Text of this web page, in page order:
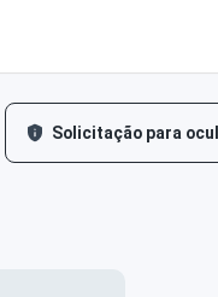
Solicitação para